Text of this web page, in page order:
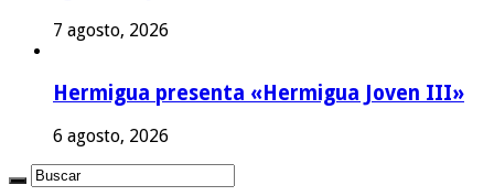
7 agosto, 2026
Hermigua presenta «Hermigua Joven III»
6 agosto, 2026